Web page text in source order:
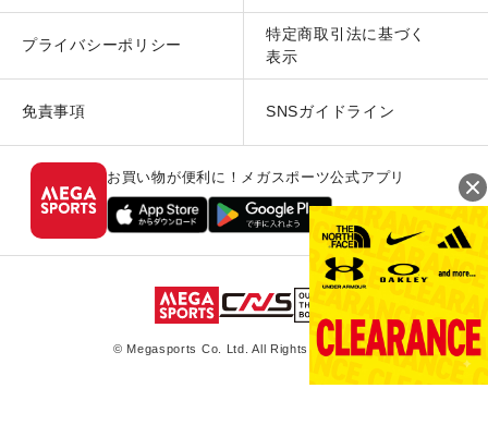
プライバシーポリシー
特定商取引法に基づく
表示
免責事項 SNSガイドライン
お買い物が便利に！メガスポーツ公式アプリ
© Megasports Co. Ltd. All Rights Reserved.